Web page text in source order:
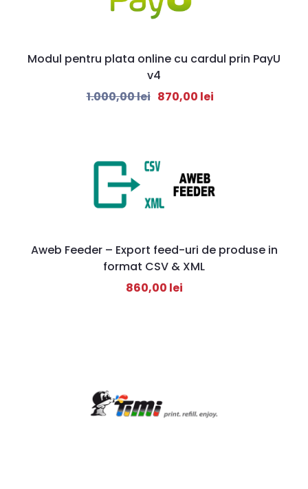
Modul pentru plata online cu cardul prin PayU
v4
1.000,00lei 870,00 lei
Aweb Feeder – Export feed-uri de produse in
format CSV & XML
860,00 lei